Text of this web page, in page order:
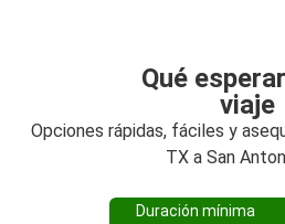
Qué
viaje
Opciones rápidas, fáciles y
TX a San
Duración mínima